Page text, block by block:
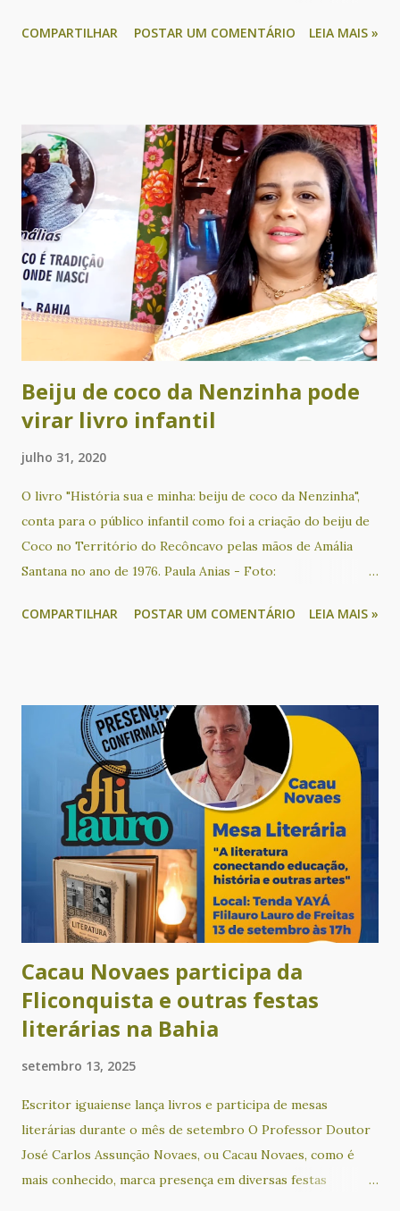
Bruno Black, que acontece no dia 24, das 18h às 21h30, no
autógrafos de duas de suas obras: Tarja Preta (poesia) e
Cadê Tia Suely? (infantil). O evento ainda tem recital de
poesia com Alvorecer Santos, Ametista Nunes, Cacau
Novaes, Glória Terra, Lícia Souza, Lucas de Matos, Pareta
Calderasch, Rita Pinheiro, Rosana Paulo e Valdeck Almeida
de Jesus. Além disso, a noite será animada com
apresentações musicais de Chá Rize e Sílvio Correia. Com
produção e curadoria de Cacau Novaes e coordenação
artística de Alvorecer Santos, o Nosso Sarau é um evento
gratui...
COMPARTILHAR POSTAR UM COMENTÁRIO LEIA MAIS »
Beiju de coco da Nenzinha pode
virar livro infantil
julho 31, 2020
O livro "História sua e minha: beiju de coco da Nenzinha",
conta para o público infantil como foi a criação do beiju de
Coco no Território do Recôncavo pelas mãos de Amália
Santana no ano de 1976. Paula Anias - Foto:
tradição da culinária do recôncavo baiano e conhecer sua
município de Sapeaçu. Ela realizou um processo de
empreendedorismo econômico no Recôncavo baiano
beneficiando centenas de famílias com esse oficio. Quem é a
autora deste livro? Paula Anália Anias é historiadora,
pesquisadora do tema e escreveu o texto que vai compor o
livro. Em entrevista ao site G1 ela disse como chegou até
Dona Nenzinha: “Fizemos um álbum iconográfico, no qual o
aluno devia encontrar um patrimônio histórico ainda não
tombado em seu município. Aí descobrimos essa mulher...
COMPARTILHAR POSTAR UM COMENTÁRIO LEIA MAIS »
Cacau Novaes participa da
Fliconquista e outras festas
literárias na Bahia
setembro 13, 2025
Escritor iguaiense lança livros e participa de mesas
literárias durante o mês de setembro O Professor Doutor
José Carlos Assunção Novaes, ou Cacau Novaes, como é
mais conhecido, marca presença em diversas festas